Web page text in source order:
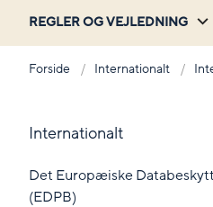
REGLER OG VEJLEDNING
Forside Internationalt
Internationalt
Det Europæiske
(EDPB)